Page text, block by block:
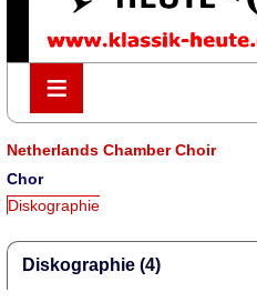
≡
≡
Netherlands Chamber Choir
Chor
Diskographie
Diskographie (4)